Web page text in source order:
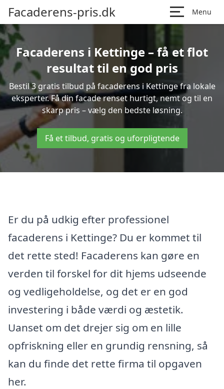
Facaderens-pris.dk Menu
Facaderens i Kettinge – få et flot
resultat til en god pris
Bestil 3 gratis tilbud på facaderens i Kettinge fra lokale
eksperter. Få din facade renset hurtigt, nemt og til en
skarp pris – vælg den bedste løsning.
Få et tilbud, gratis og uforpligtende
Er du på udkig efter professionel
facaderens i Kettinge? Du er kommet til
det rette sted! Facaderens kan gøre en
verden til forskel for dit hjems udseende
og vedligeholdelse, og det er en god
investering i både værdi og æstetik.
Uanset om det drejer sig om en lille
opfriskning eller en grundig rensning, så
kan du finde det rette firma til opgaven
her.